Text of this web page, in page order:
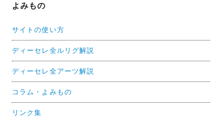
よみもの
サイトの使い方
ディーセレ全ルリグ解説
ディーセレ全アーツ解説
コラム・よみもの
リンク集